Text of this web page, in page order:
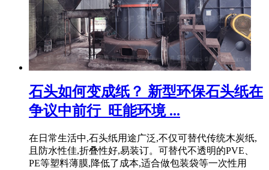
石头如何变成纸？ 新型环保石头纸在
争议中前行_旺能环境 ...
在日常生活中,石头纸用途广泛,不仅可替代传统木炭纸,
且防水性佳,折叠性好,易装订。可替代不透明的PVE、
PE等塑料薄膜,降低了成本,适合做包装袋等一次性用